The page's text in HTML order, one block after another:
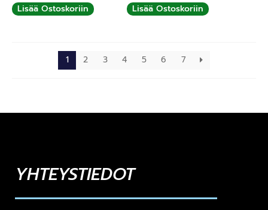
Lisää Ostoskoriin Lisää Ostoskoriin
1 2 3 4 5 6 7
YHTEYSTIEDOT